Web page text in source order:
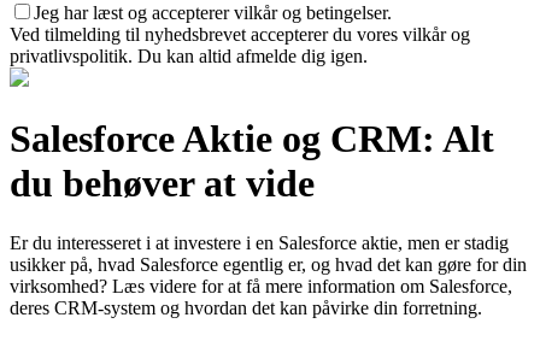
Jeg har læst og accepterer vilkår og betingelser.
Ved tilmelding til nyhedsbrevet accepterer du vores vilkår og
privatlivspolitik. Du kan altid afmelde dig igen.
Salesforce Aktie og CRM: Alt
du behøver at vide
Er du interesseret i at investere i en Salesforce aktie, men er stadig
usikker på, hvad Salesforce egentlig er, og hvad det kan gøre for din
virksomhed? Læs videre for at få mere information om Salesforce,
deres CRM-system og hvordan det kan påvirke din forretning.